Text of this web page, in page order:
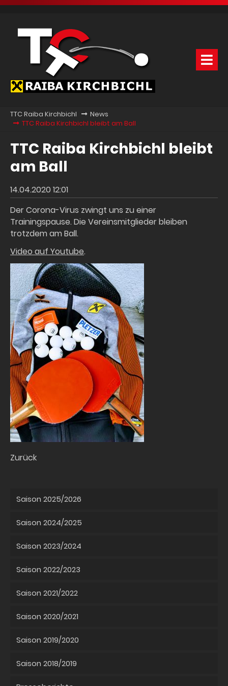
TTC Raiba Kirchbichl
News
TTC Raiba Kirchbichl bleibt am Ball
TTC Raiba Kirchbichl bleibt
am Ball
14.04.2020 12:01
Der Corona-Virus zwingt uns zu einer
Trainingspause. Die Vereinsmitglieder bleiben
trotzdem am Ball.
Video auf Youtube.
Zurück
Saison 2025/2026
Saison 2024/2025
Saison 2023/2024
Saison 2022/2023
Saison 2021/2022
Saison 2020/2021
Saison 2019/2020
Saison 2018/2019